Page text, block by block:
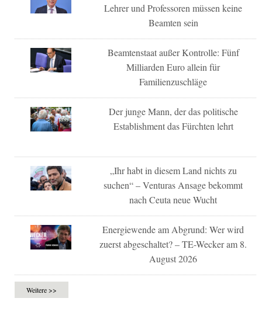
Lehrer und Professoren müssen keine
Beamten sein
Beamtenstaat außer Kontrolle: Fünf
Milliarden Euro allein für
Familienzuschläge
Der junge Mann, der das politische
Establishment das Fürchten lehrt
„Ihr habt in diesem Land nichts zu
suchen“ – Venturas Ansage bekommt
nach Ceuta neue Wucht
Energiewende am Abgrund: Wer wird
zuerst abgeschaltet? – TE-Wecker am 8.
August 2026
Weitere >>